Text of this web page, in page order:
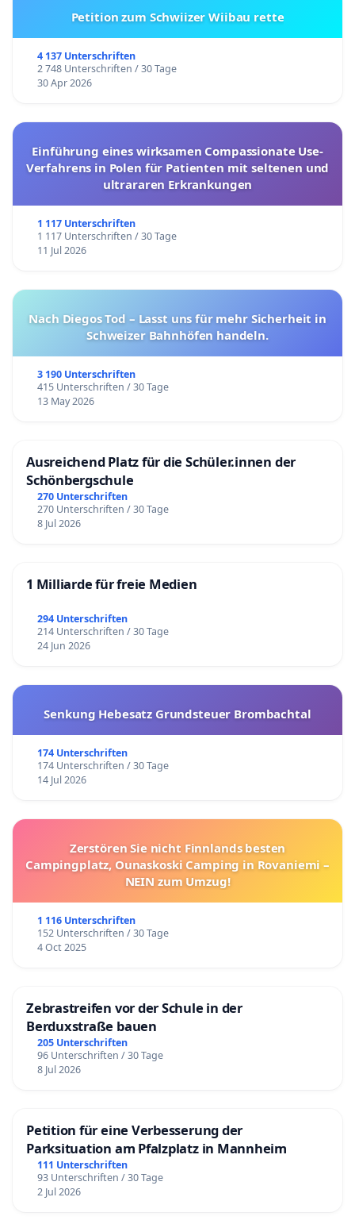
Petition zum Schwiizer Wiibau rette
4 137 Unterschriften
2 748 Unterschriften / 30 Tage
30 Apr 2026
Einführung eines wirksamen Compassionate Use-
Verfahrens in Polen für Patienten mit seltenen und
ultrararen Erkrankungen
1 117 Unterschriften
1 117 Unterschriften / 30 Tage
11 Jul 2026
Nach Diegos Tod – Lasst uns für mehr Sicherheit in
Schweizer Bahnhöfen handeln.
3 190 Unterschriften
415 Unterschriften / 30 Tage
13 May 2026
Ausreichend Platz für die Schüler.innen der
Schönbergschule
270 Unterschriften
270 Unterschriften / 30 Tage
8 Jul 2026
1 Milliarde für freie Medien
294 Unterschriften
214 Unterschriften / 30 Tage
24 Jun 2026
Senkung Hebesatz Grundsteuer Brombachtal
174 Unterschriften
174 Unterschriften / 30 Tage
14 Jul 2026
Zerstören Sie nicht Finnlands besten
Campingplatz, Ounaskoski Camping in Rovaniemi –
NEIN zum Umzug!
1 116 Unterschriften
152 Unterschriften / 30 Tage
4 Oct 2025
Zebrastreifen vor der Schule in der
Berduxstraße bauen
205 Unterschriften
96 Unterschriften / 30 Tage
8 Jul 2026
Petition für eine Verbesserung der
Parksituation am Pfalzplatz in Mannheim
111 Unterschriften
93 Unterschriften / 30 Tage
2 Jul 2026